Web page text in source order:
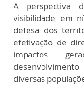
A perspectiva
visibilidade, em
defesa dos
efetivação de
impactos
diversas